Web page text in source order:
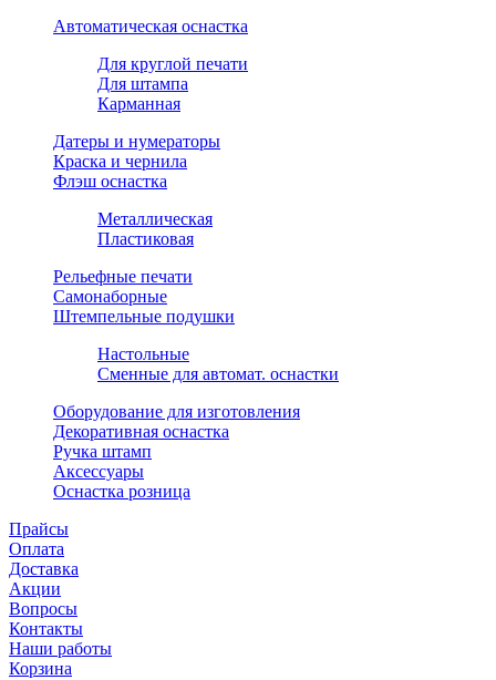
Автоматическая оснастка
Для круглой печати
Для штампа
Карманная
Датеры и нумераторы
Краска и чернила
Флэш оснастка
Металлическая
Пластиковая
Рельефные печати
Самонаборные
Штемпельные подушки
Настольные
Сменные для автомат. оснастки
Оборудование для изготовления
Декоративная оснастка
Ручка штамп
Аксессуары
Оснастка розница
Прайсы
Оплата
Доставка
Акции
Вопросы
Контакты
Наши работы
Корзина